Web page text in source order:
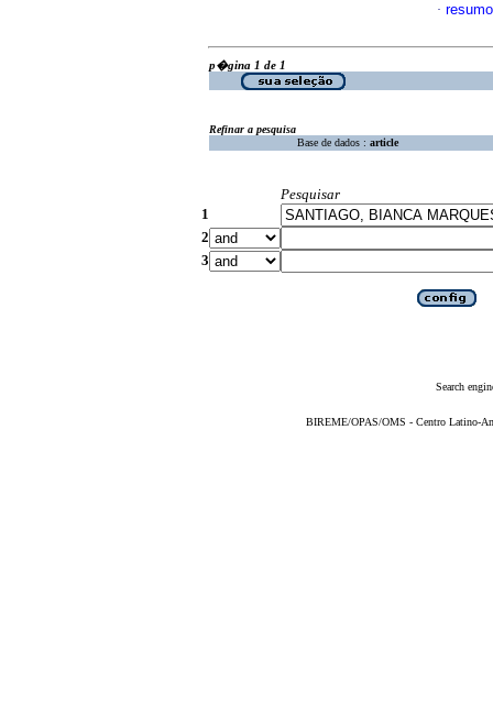
·
p�gina 1 de 1
Refinar a pesquisa
Base de dados : article
Pesquisar
1
2
3
Search
BIREME/OPAS/OMS - Centro Latino-